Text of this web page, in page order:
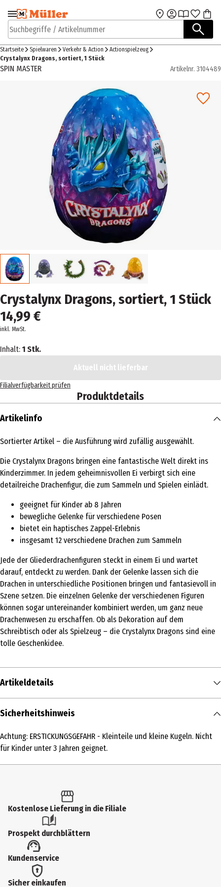
Zur Navigation
springen
Zum Hauptinhalt
Suchbegriffe / Artikelnummer
Startseite Spielwaren Verkehr & Action
Actionspielzeug
Crystalynx Dragons, sortiert, 1 Stück
SPIN MASTER Artikelnr. 3104489
Crystalynx Dragons, sortiert, 1 Stück
14,99 €
inkl. MwSt.
Inhalt: 1 Stk.
Aktuell nicht lieferbar
Filialverfügbarkeit prüfen
Produktdetails
Artikelinfo
Sortierter Artikel – die Ausführung wird zufällig ausgewählt.
Die Crystalynx Dragons bringen eine fantastische Welt direkt ins
Kinderzimmer. In jedem geheimnisvollen Ei verbirgt sich eine
detailreiche Drachenfigur, die zum Sammeln und Spielen einlädt.
geeignet für Kinder ab 8 Jahren
bewegliche Gelenke für verschiedene Posen
bietet ein haptisches Zappel-Erlebnis
insgesamt 12 verschiedene Drachen zum Sammeln
Jede der Gliederdrachenfiguren steckt in einem Ei und wartet
darauf, entdeckt zu werden. Dank der Gelenke lassen sich die
Drachen in unterschiedliche Positionen bringen und fantasievoll in
Szene setzen. Die einzelnen Gelenke der verschiedenen Figuren
können sogar untereinander kombiniert werden, um ganz neue
Drachenwesen zu erschaffen. Ob als Dekoration auf dem
Schreibtisch oder als Spielzeug – die Crystalynx Dragons sind eine
tolle Geschenkidee.
Artikeldetails
Inhalt
Produkttyp
Artikelnummer des Herstellers
Besonderheiten
Achtung: diesen Artikel gibt es in verschiedenen Ausführungen. Sie
erhalten nur 1 Artikel (zufällige Auswahl im Lager). Eine Vorauswahl
ist nicht möglich.
Sicherheitshinweis
Achtung: ERSTICKUNGSGEFAHR - Kleinteile und kleine Kugeln. Nicht
für Kinder unter 3 Jahren geignet.
Kostenlose Lieferung in die Filiale
Prospekt durchblättern
Kundenservice
Sicher einkaufen